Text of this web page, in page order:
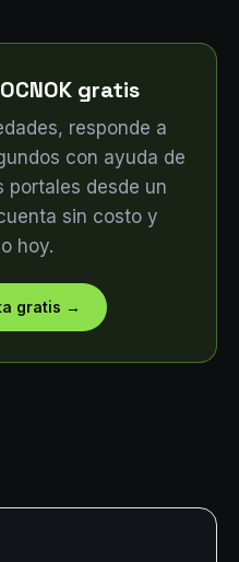
gratis
responde a
con ayuda de
portales desde un
sin costo y
hoy.
gratis →